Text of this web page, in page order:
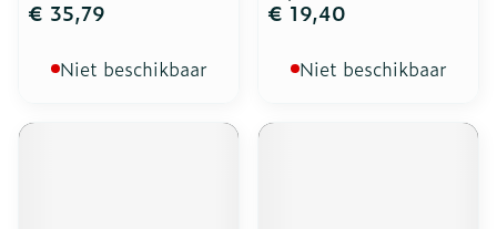
€ 35,79
Niet beschikbaar
€ 19,40
Niet beschikbaar